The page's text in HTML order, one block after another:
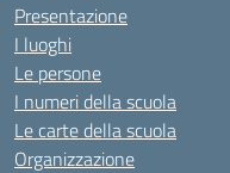
Presentazione
I luoghi
Le persone
I numeri della scuola
Le carte della scuola
Organizzazione